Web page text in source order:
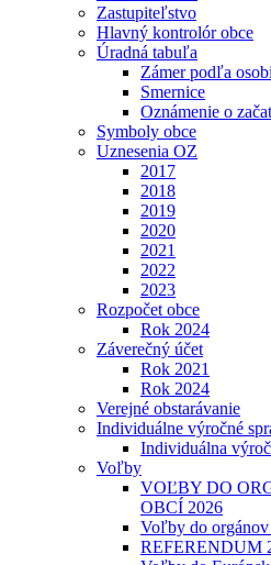
Zastupiteľstvo
Hlavný kontrolór obce
Úradná tabuľa
Zámer podľa
Smernice
Oznámenie o
Symboly obce
Uznesenia OZ
2017
2018
2019
2020
2021
2022
2023
Rozpočet obce
Rok 2024
Záverečný účet
Rok 2021
Rok 2024
Verejné obstarávanie
Individuálne výročné
Individuálna
Voľby
VOĽBY DO
OBCÍ 2026
Voľby do orgánov
REFERENDUM